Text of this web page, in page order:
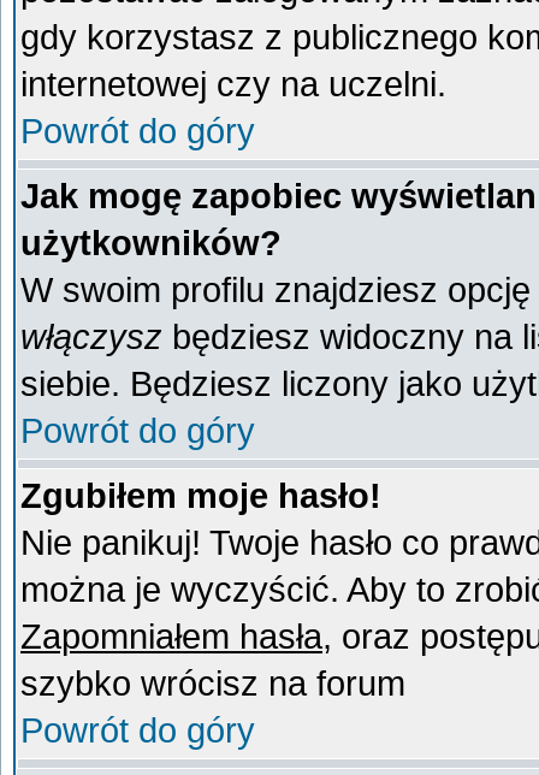
gdy korzystasz z publicznego
internetowej czy na uczelni.
Powrót do góry
Jak mogę zapobiec
użytkowników?
W swoim profilu znajdziesz opcję
włączysz będziesz widoczny na
siebie. Będziesz liczony jako
Powrót do góry
Zgubiłem moje hasło!
Nie panikuj! Twoje hasło co
można je wyczyścić. Aby to
Zapomniałem hasła, oraz
szybko wrócisz na forum
Powrót do góry